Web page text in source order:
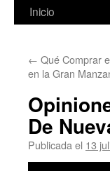
Saltar
contenido
Inicio
← Qué Comprar
en la Gran
De
Publicada el 13